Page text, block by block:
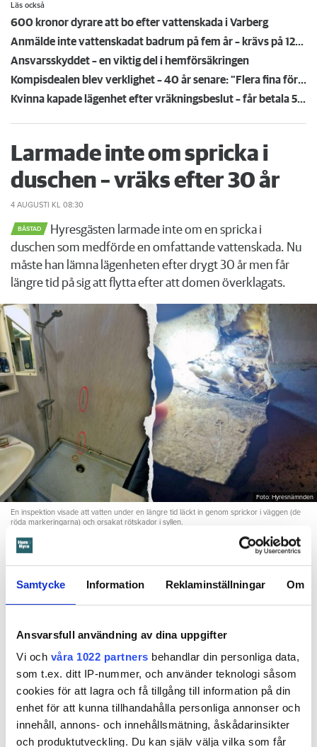
Samtycke Information Reklaminställningar Om
Ansvarsfull användning av dina uppgifter
Vi och våra 1022 partners behandlar din personliga data,
som t.ex. ditt IP-nummer, och använder teknologi såsom
cookies för att lagra och få tillgång till information på din
enhet för att kunna tillhandahålla personliga annonser och
innehåll, annons- och innehållsmätning, åskådarinsikter
och produktutveckling. Du kan själv välja vilka som får
Läs också
600 kronor dyrare att bo efter vattenskada i Varberg
Anmälde inte vattenskadat badrum på fem år – krävs på 125 000 kronor
Ansvarsskyddet – en viktig del i hemförsäkringen
Kompisdealen blev verklighet – 40 år senare: "Flera fina fördelar med att dela bostad"
Kvinna kapade lägenhet efter vräkningsbeslut – får betala 50 000
Larmade inte om spricka i
duschen – vräks efter 30 år
4 AUGUSTI KL 08:30
BÅSTAD
Hyresgästen larmade inte om en spricka i
duschen som medförde en omfattande vattenskada. Nu
måste han lämna lägenheten efter drygt 30 år men får
längre tid på sig att flytta efter att domen överklagats.
Foto: Hyresnämnden
En inspektion visade att vatten under en längre tid läckt in genom sprickor i väggen (de
röda markeringarna) och orsakat rötskador i syllen.
Hyresgästen har bott i lägenheten i skånska Båstad sedan
1995 men måste nu flytta sedan hans kontrakt prövats både
Skada upptäcktes av hantverkare
Det var när hyresvärdens hantverkare skulle byta ett
duschmunstycke under hösten förra året som en spricka i
plastmattan på väggen i duschen upptäcktes. Strax efter
detta lät värden ett företag göra en besiktning av